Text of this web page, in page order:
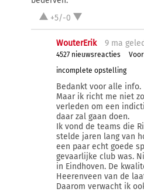
+5/-0
WouterErik 9 ma
4527 nieuwsreacties
incomplete opstelling
Bedankt voor alle info.
Maar ik richt me niet
verleden om een
daar zal gaan doen.
Ik vond de teams die
stelde jaren lang van
een paar echt goede
gevaarlijke club was.
in Eindhoven. De
Heerenveen van de
Daarom verwacht ik